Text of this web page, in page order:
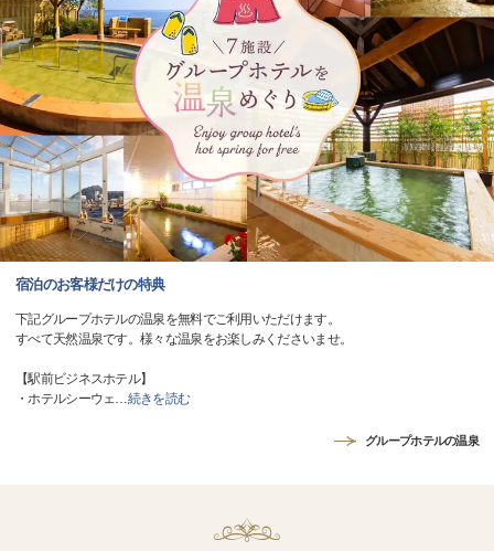
宿泊のお客様だけの特典
下記グループホテルの温泉を無料でご利用いただけます。
すべて天然温泉です。様々な温泉をお楽しみくださいませ。
【駅前ビジネスホテル】
・ホテルシーウェ…続きを読む
グループホテルの温泉